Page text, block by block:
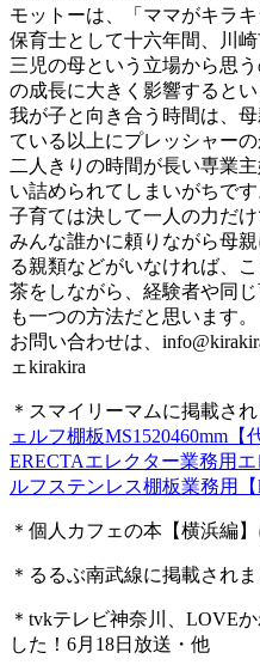
モットーは、「ママがキラ
保育士として十六年間、川
三児の母という立場から思
の成長に大きく影響するとい
我が子と向き合う時間は、
ている以上にプレッシャー
二人きりの時間が長い専業
い詰められてしまいがちです
子育ては決して一人の力だ
みんな誰かに頼りながら母
る親類などがいなければ、
茶をしながら、経験者や同
も一つの方法だと思います。
お問い合わせは、
ェkirakira
＊スマイリーマムに掲載され
ェルフ棚板MS1520460mm【
ERECTAエレクター業務用
ルフステンレス棚板業務用
＊個人カフェの本【横浜編
＊るるぶ南武線に掲載されま
＊tvkテレビ神奈川、LOVE
した！6月18日放送・他